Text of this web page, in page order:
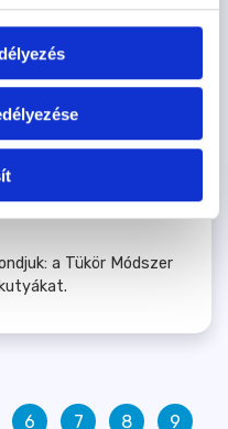
a Tükör Módszer
6 7 8
9